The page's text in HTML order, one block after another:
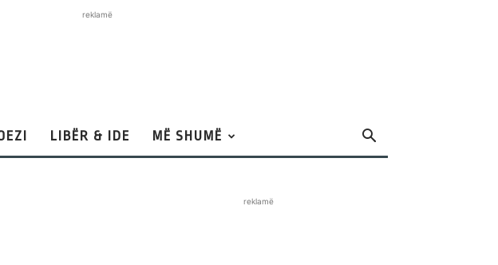
reklamë
LIBËR & IDE MË SHUMË
reklamë